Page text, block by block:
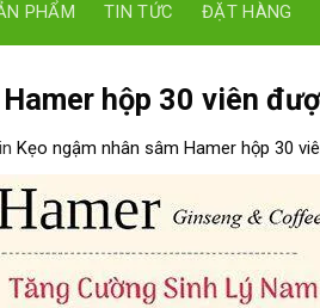
PHẨM TIN TỨC ĐẶT HÀNG
Hamer hộp 30 viên
in Kẹo ngậm nhân sâm Hamer hộp 30